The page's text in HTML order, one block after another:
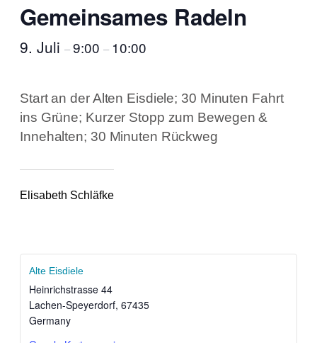
Gemeinsames Radeln
9. Juli –9:00 – 10:00
Start an der Alten Eisdiele; 30 Minuten Fahrt
ins Grüne; Kurzer Stopp zum Bewegen &
Innehalten; 30 Minuten Rückweg
Elisabeth Schläfke
Alte Eisdiele
Heinrichstrasse 44
Lachen-Speyerdorf, 67435
Germany